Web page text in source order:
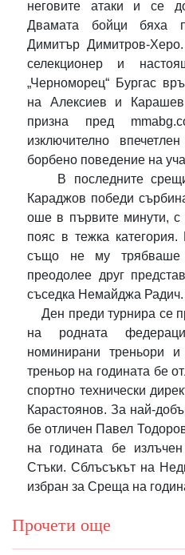
неговите атаки и се
Двамата бойци бяха
Димитър Димитров-
селекционер и
„Черноморец“ Бургас
на Алексиев и Карашев
призна пред
изключително
борбено поведение на
В последните срещи
Караджов победи
оше в първите минути, с
пояс в тежка
също не му
преодолее друг
съседка Немайджа Радич.
Ден преди турнира се
на родната
номинирани треньори
треньор на годината бе
спортно технически
Карастоянов. За най-
бе отличен Павел
на годината бе
Стъки. Сблъсъкът на
избран за Среща на
Прочети още